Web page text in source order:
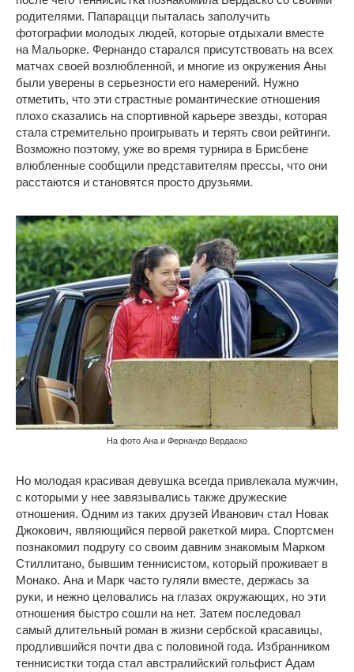
родителями. Папарацци пыталась заполучить
фотографии молодых людей, которые отдыхали вместе
на Мальорке. Фернандо старался присутствовать на всех
матчах своей возлюбленной, и многие из окружения Аны
были уверены в серьезности его намерений. Нужно
отметить, что эти страстные романтические отношения
плохо сказались на спортивной карьере звезды, которая
стала стремительно проигрывать и терять свои рейтинги.
Возможно поэтому, уже во время турнира в Брисбене
влюбленные сообщили представителям прессы, что они
расстаются и становятся просто друзьями.
На фото Ана и Фернандо Вердаско
Но молодая красивая девушка всегда привлекала мужчин,
с которыми у нее завязывались также дружеские
отношения. Одним из таких друзей Иванович стал Новак
Джокович, являющийся первой ракеткой мира. Спортсмен
познакомил подругу со своим давним знакомым Марком
Стиллитано, бывшим теннисистом, который проживает в
Монако. Ана и Марк часто гуляли вместе, держась за
руки, и нежно целовались на глазах окружающих, но эти
отношения быстро сошли на нет. Затем последовал
самый длительный роман в жизни сербской красавицы,
продлившийся почти два с половиной года. Избранником
теннисистки тогда стал австралийский гольфист Адам